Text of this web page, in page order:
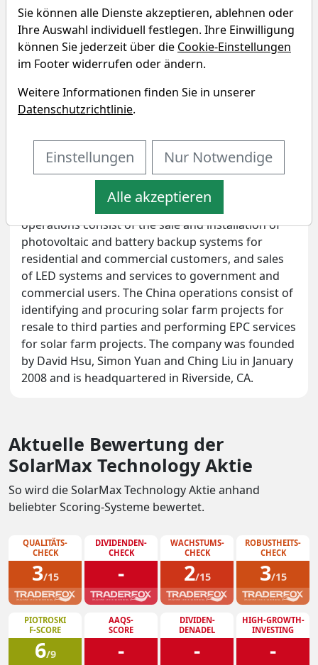
Was macht SolarMax
Technology?
Unternehmensprofil
SolarMax Technology, Inc. is an integrated solar
and renewable energy company. The firm engages
residential and commercial markets. Its solar
products include home solar, SMX solar panels,
home battery, and electric car charging. The firm
operates through the following segments: the
United States and China. The United States
operations consist of the sale and installation of
photovoltaic and battery backup systems for
residential and commercial customers, and sales
of LED systems and services to government and
commercial users. The China operations consist of
identifying and procuring solar farm projects for
resale to third parties and performing EPC services
for solar farm projects. The company was founded
by David Hsu, Simon Yuan and Ching Liu in January
2008 and is headquartered in Riverside, CA.
Aktuelle Bewertung der
SolarMax Technology Aktie
So wird die SolarMax Technology Aktie anhand
beliebter Scoring-Systeme bewertet.
QUALITÄTS-
CHECK
3/15
DIVIDENDEN-
CHECK
-
WACHSTUMS-
CHECK
2/15
ROBUSTHEITS-
CHECK
3/15
PIOTROSKI
F-SCORE
6/9
AAQS-
SCORE
-
DIVIDEN-
DENADEL
-
HIGH-GROWTH-
INVESTING
-
Sie können alle Dienste akzeptieren, ablehnen oder
Ihre Auswahl individuell festlegen. Ihre Einwilligung
können Sie jederzeit über die Cookie-Einstellungen
im Footer widerrufen oder ändern.
Weitere Informationen finden Sie in unserer
Datenschutzrichtlinie.
Einstellungen Nur Notwendige
Alle akzeptieren